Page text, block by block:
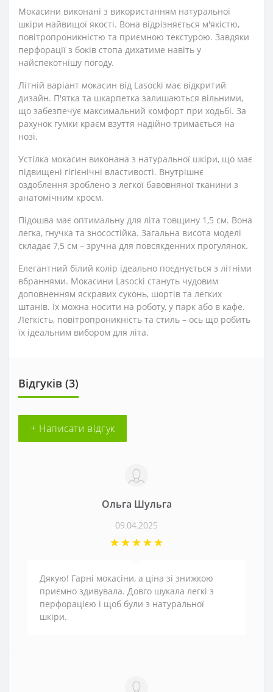
Мокасини виконані з використанням натуральної
шкіри найвищої якості. Вона відрізняється м'якістю,
повітропроникністю та приємною текстурою. Завдяки
перфорації з боків стопа дихатиме навіть у
найспекотнішу погоду.
Літній варіант мокасин від Lasocki має відкритий
дизайн. П'ятка та шкарпетка залишаються вільними,
що забезпечує максимальний комфорт при ходьбі. За
рахунок гумки краєм взуття надійно тримається на
нозі.
Устілка мокасин виконана з натуральної шкіри, що має
підвищені гігієнічні властивості. Внутрішнє
оздоблення зроблено з легкої бавовняної тканини з
анатомічним кроєм.
Підошва має оптимальну для літа товщину 1,5 см. Вона
легка, гнучка та зносостійка. Загальна висота моделі
складає 7,5 см – зручна для повсякденних прогулянок.
Елегантний білий колір ідеально поєднується з літніми
вбраннями. Мокасини Lasocki стануть чудовим
доповненням яскравих суконь, шортів та легких
штанів. Їх можна носити на роботу, у парк або в кафе.
Легкість, повітропроникність та стиль – ось що робить
їх ідеальним вибором для літа.
Відгуків (3)
+ Написати відгук
Ольга Шульга
09.04.2025
Дякую! Гарні мокасіни, а ціна зі знижкою
приємно здивувала. Довго шукала легкі з
перфорацією і щоб були з натуральної
шкіри.